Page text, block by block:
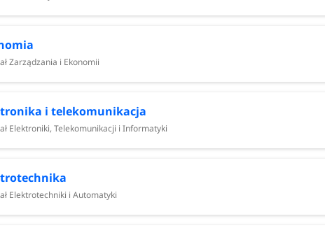
i Informatyki
i Matematyki Stosowanej
i Informatyki
Mechanicznej i Okrętownictwa
Telekomunikacji i Informatyki
i Automatyki
Lądowej i Środowiska
i Ekonomii
Chemiczny
i Matematyki Stosowanej
Mechanicznej i Okrętownictwa
Zarządzania i Ekonomii
i telekomunikacja
Elektroniki, Telekomunikacji i Informatyki
Elektrotechniki i Automatyki